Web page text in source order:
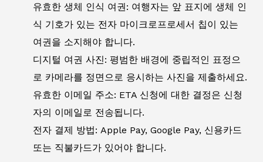
유효한 생체 인식 여권: 여행자는 앞 표지에 생체 인
식 기호가 있는 전자 마이크로프로세서 칩이 있는
여권을 소지해야 합니다.
디지털 여권 사진: 평범한 배경에 중립적인 표정으
로 카메라를 정면으로 응시하는 사진을 제출하세요.
유효한 이메일 주소: ETA 신청에 대한 결정은 신청
자의 이메일로 전송됩니다.
전자 결제 방법: Apple Pay, Google Pay, 신용카드
또는 직불카드가 있어야 합니다.